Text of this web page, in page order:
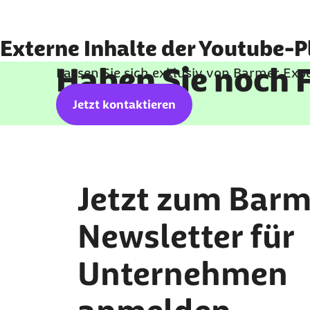
Externe Inhalte
Sie können an dieser Stelle einstellen, alle
Ich bin damit einverstanden, dass
Mehr dazu in unsererDatenschutzerklärung.
Externe Inhalte der Youtube-
Haben Sie noch
Lassen Sie sich exklusiv von Barmer
Jetzt kontaktieren
Jetzt zum
Newsletter für
Unternehmen